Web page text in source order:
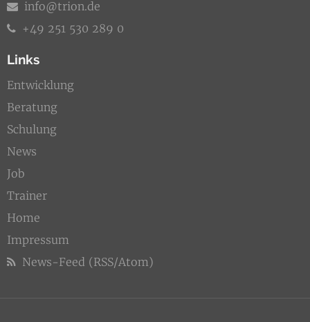
info@trion.de
+49 251 530 289 0
Links
Entwicklung
Beratung
Schulung
News
Job
Trainer
Home
Impressum
News-Feed (RSS/Atom)